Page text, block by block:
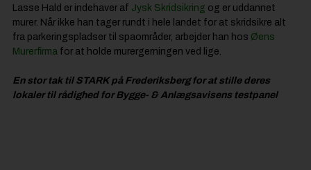
Lasse Hald er indehaver af Jysk Skridsikring og er uddannet
murer. Når ikke han tager rundt i hele landet for at skridsikre alt
fra parkeringspladser til spaområder, arbejder han hos Øens
Murerfirma for at holde murergerningen ved lige.
En stor tak til STARKpå Frederiksberg for at stille deres
lokaler til rådighed for Bygge- & Anlægsavisens testpanel